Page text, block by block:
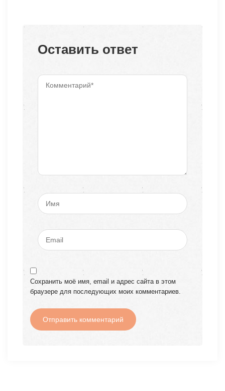
Оставить ответ
Сохранить моё имя, email и адрес сайта в этом
браузере для последующих моих комментариев.